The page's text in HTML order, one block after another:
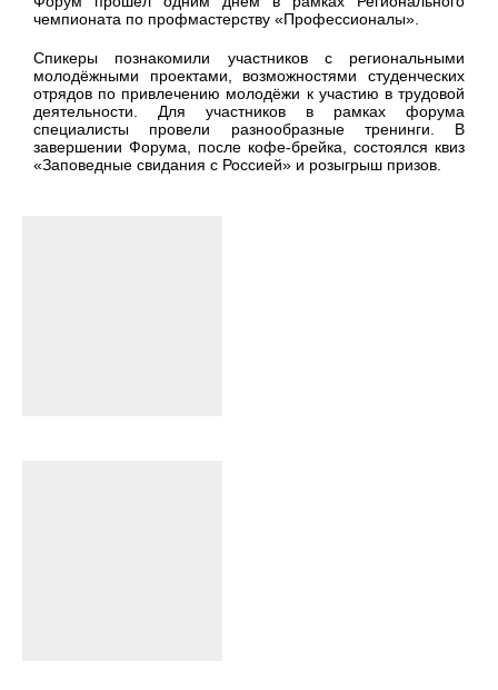
чемпионата по профмастерству «Профессионалы».
Спикеры познакомили участников с региональными
молодёжными проектами, возможностями студенческих
отрядов по привлечению молодёжи к участию в трудовой
деятельности. Для участников в рамках форума
специалисты провели разнообразные тренинги. В
завершении Форума, после кофе-брейка, состоялся квиз
«Заповедные свидания с Россией» и розыгрыш призов.